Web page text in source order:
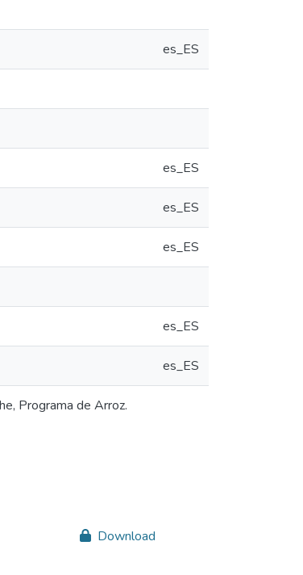
es_ES
es_ES
es_ES
es_ES
es_ES
es_ES
Programa de Arroz.
Download